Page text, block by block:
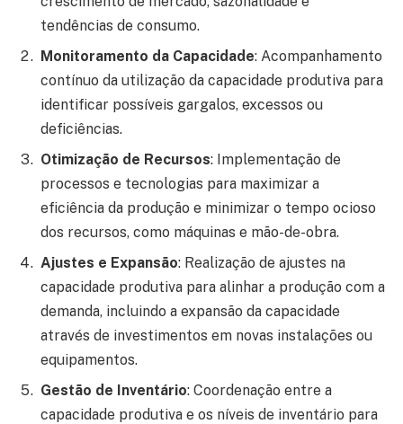
tendências de consumo.
Monitoramento da Capacidade: Acompanhamento
contínuo da utilização da capacidade produtiva para
identificar possíveis gargalos, excessos ou
deficiências.
Otimização de Recursos: Implementação de
processos e tecnologias para maximizar a
eficiência da produção e minimizar o tempo ocioso
dos recursos, como máquinas e mão-de-obra.
Ajustes e Expansão: Realização de ajustes na
capacidade produtiva para alinhar a produção com a
demanda, incluindo a expansão da capacidade
através de investimentos em novas instalações ou
equipamentos.
Gestão de Inventário: Coordenação entre a
capacidade produtiva e os níveis de inventário para